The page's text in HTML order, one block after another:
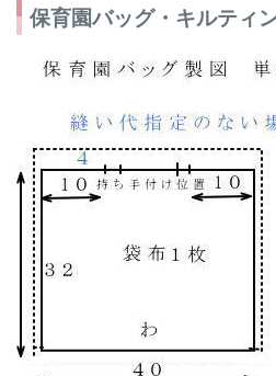
保育園バッグ・キルティ